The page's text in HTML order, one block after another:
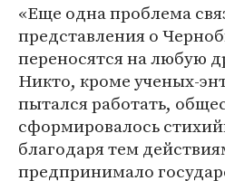
«Еще одна проблема
представления о
переносятся на любую
Никто, кроме ученых-
пытался работать,
сформировалось
благодаря тем
предпринимало